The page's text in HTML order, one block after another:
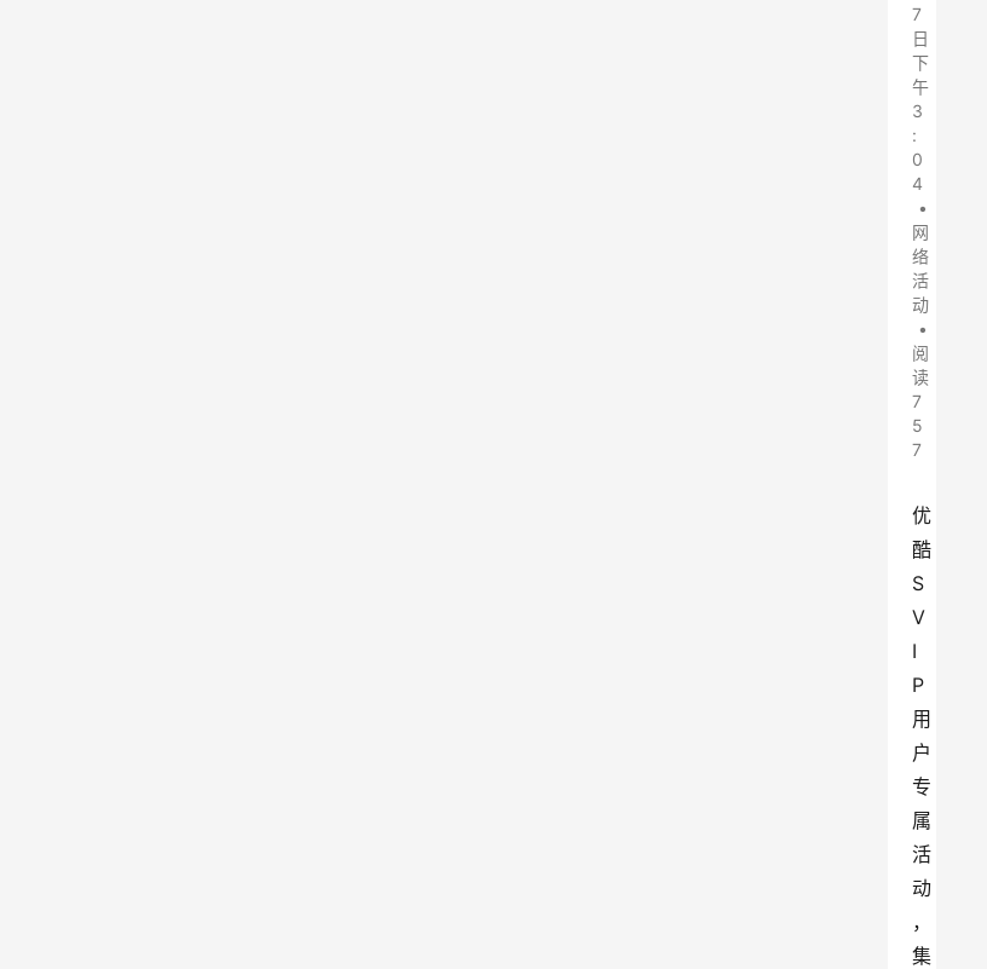
7
日
下
午
3
:
0
4
•
网
络
活
动
•
阅
读
7
5
7
优
酷
S
V
I
P
用
户
专
属
活
动
，
集